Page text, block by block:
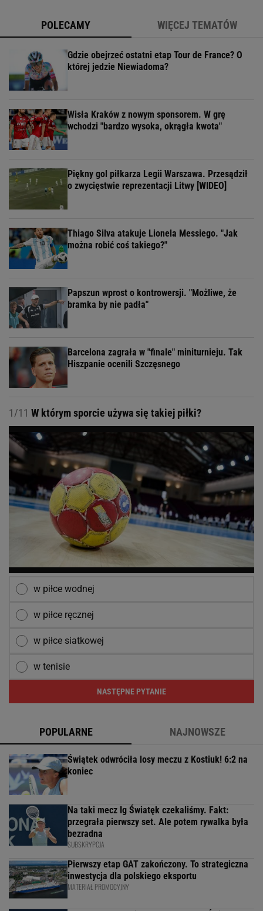
POLECAMY WIĘCEJ TEMATÓW
Gdzie obejrzeć ostatni etap Tour de France? O
której jedzie Niewiadoma?
Wisła Kraków z nowym sponsorem. W grę
wchodzi "bardzo wysoka, okrągła kwota"
Piękny gol piłkarza Legii Warszawa. Przesądził
o zwycięstwie reprezentacji Litwy [WIDEO]
Thiago Silva atakuje Lionela Messiego. "Jak
można robić coś takiego?"
Papszun wprost o kontrowersji. "Możliwe, że
bramka by nie padła"
Barcelona zagrała w "finale" miniturnieju. Tak
Hiszpanie ocenili Szczęsnego
1/11 W którym sporcie używa się takiej piłki?
w piłce wodnej
w piłce ręcznej
w piłce siatkowej
w tenisie
NASTĘPNE PYTANIE
POPULARNE NAJNOWSZE
Świątek odwróciła losy meczu z Kostiuk! 6:2 na
koniec
Na taki mecz Ig Światęk czekaliśmy. Fakt:
przegrała pierwszy set. Ale potem rywalka była
bezradna
SUBSKRYPCJA
Pierwszy etap GAT zakończony. To strategiczna
inwestycja dla polskiego eksportu
MATERIAŁ PROMOCYJNY